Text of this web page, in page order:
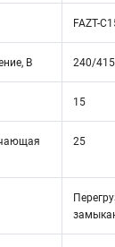
FAZT-
В 240/415
15
25